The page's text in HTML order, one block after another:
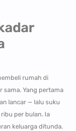
rumah di
sama. Yang pertama
lancar — lalu suku
per bulan. Ia
keluarga ditunda.